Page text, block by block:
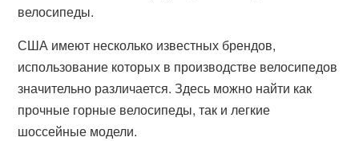
велосипеды.
США имеют несколько известных брендов,
использование которых в производстве велосипедов
значительно различается. Здесь можно найти как
прочные горные велосипеды, так и легкие
шоссейные модели.